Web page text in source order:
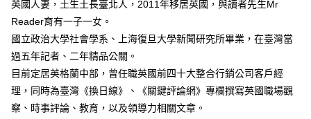
英國人妻，土生土長臺北人，2011年移居英國，與讀者先生Mr
Reader育有一子一女。
國立政治大學社會學系、上海復旦大學新聞研究所畢業，在臺灣當
過五年記者、二年精品公關。
目前定居英格蘭中部，曾任職英國前四十大整合行銷公司客戶經
理，同時為臺灣《換日線》、《關鍵評論網》專欄撰寫英國職場觀
察、時事評論、教育，以及領導力相關文章。